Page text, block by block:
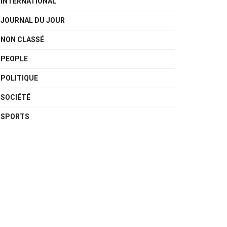
JOURNAL DU JOUR
NON CLASSÉ
PEOPLE
POLITIQUE
SOCIÉTÉ
SPORTS